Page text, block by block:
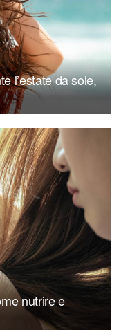
l’estate da sole,
nutrire e